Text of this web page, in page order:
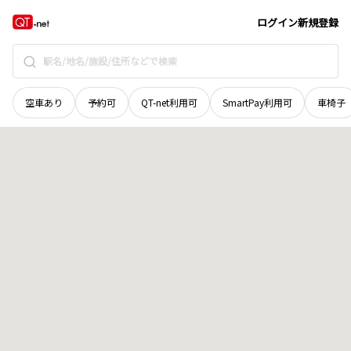
ログイン新規登録
空車あり 予約可 QT-net利用可 SmartPay利用可 車椅子
青森県